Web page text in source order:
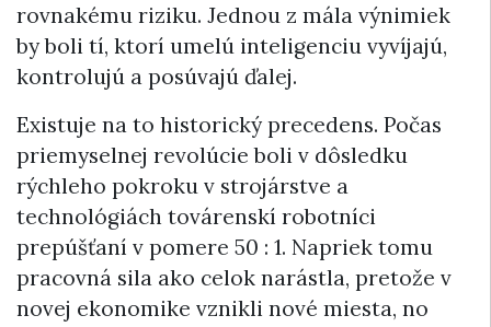
rovnakému riziku. Jednou z mála výnimiek
by boli tí, ktorí umelú inteligenciu vyvíjajú,
kontrolujú a posúvajú ďalej.
Existuje na to historický precedens. Počas
priemyselnej revolúcie boli v dôsledku
rýchleho pokroku v strojárstve a
technológiách továrenskí robotníci
prepúšťaní v pomere 50 : 1. Napriek tomu
pracovná sila ako celok narástla, pretože v
novej ekonomike vznikli nové miesta, no